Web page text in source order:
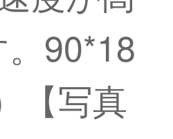
90*18
【写真